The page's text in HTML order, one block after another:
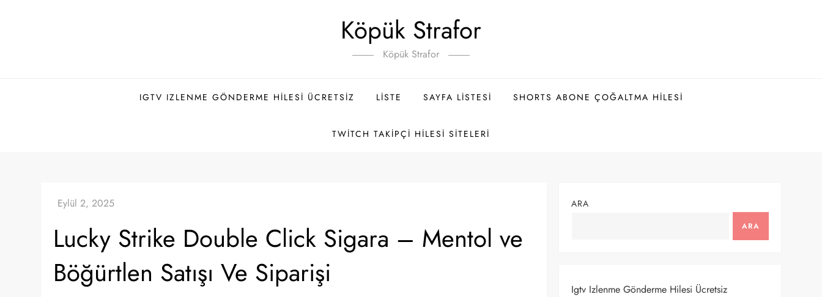
Köpük Strafor
Köpük Strafor
IGTV IZLENME GÖNDERME HILESI ÜCRETSIZ LISTE SAYFA LISTESI SHORTS ABONE ÇOĞALTMA HILESI
TWITCH TAKIPÇI HILESI SITELERI
Lucky Strike Double Click Sigara – Mentol ve
Böğürtlen Satışı Ve Siparişi
ARA
ARA
Igtv Izlenme Gönderme Hilesi Ücretsiz